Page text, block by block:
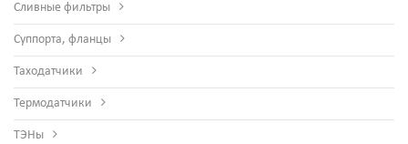
Сливные фильтры
Суппорта, фланцы
Таходатчики
Термодатчики
ТЭНы